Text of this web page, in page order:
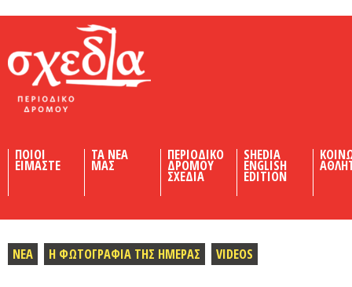
ΠΟΙΟΙ
ΕΙΜΑΣΤΕ
ΤΑ ΝΕΑ
ΜΑΣ
ΠΕΡΙΟΔΙΚΟ
ΔΡΟΜΟΥ
ΣΧΕΔΙΑ
SHEDIA
ENGLISH
EDITION
ΝΕΑ Η ΦΩΤΟΓΡΑΦΙΑ ΤΗΣ ΗΜΕΡΑΣ VIDEOS